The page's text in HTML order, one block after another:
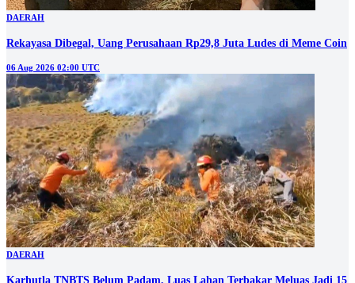
DAERAH
Rekayasa Dibegal, Uang Perusahaan Rp29,8 Juta Ludes di Meme Coin
06 Aug 2026 02:00 UTC
DAERAH
Karhutla TNBTS Belum Padam, Luas Lahan Terbakar Meluas Jadi 15